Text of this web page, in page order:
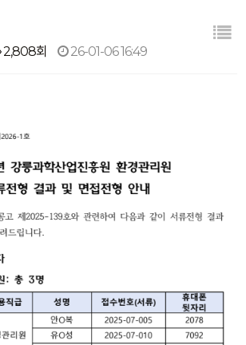
2,808회 26-01-06 16:49